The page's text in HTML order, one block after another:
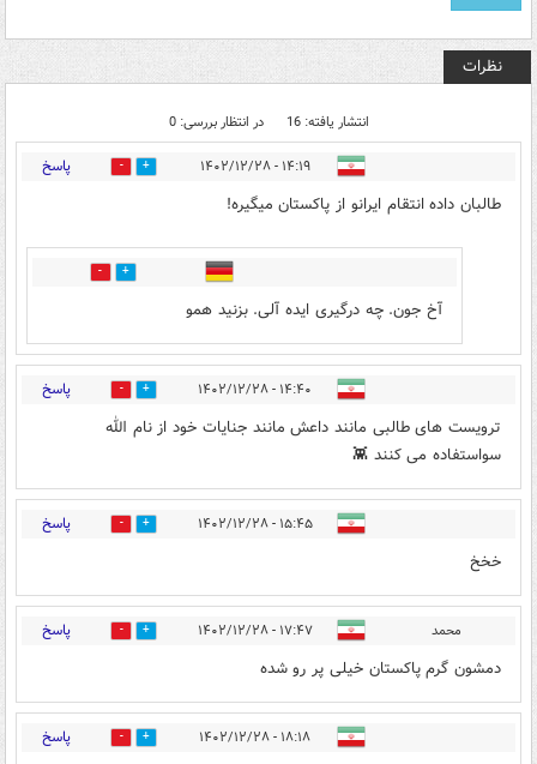
نظرات
انتشار یافته: 16 در انتظار بررسی: 0
۱۴:۱۹ - ۱۴۰۲/۱۲/۲۸ 4 پاسخ
طالبان داده انتقام ایرانو از پاکستان میگیره!
0
آخ جون. چه درگیری ایده آلی. بزنید همو
۱۴:۴۰ - ۱۴۰۲/۱۲/۲۸ 2 پاسخ
ترویست های طالبی مانند داعش مانند جنایات خود از نام الله
سواستفاده می کنند 👾
۱۵:۴۵ - ۱۴۰۲/۱۲/۲۸ 1 پاسخ
خخخ
محمد ۱۷:۴۷ - ۱۴۰۲/۱۲/۲۸ 7 پاسخ
دمشون گرم پاکستان خیلی پر رو شده
۱۸:۱۸ - ۱۴۰۲/۱۲/۲۸ 5 پاسخ